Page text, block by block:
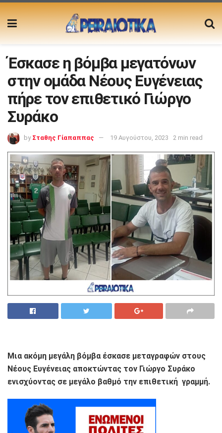
Έσκασε η βόμβα μεγατόνων
στην ομάδα Νέους Ευγένειας
πήρε τον επιθετικό Γιώργο
Συράκο
by Σταθης Γίαπαππας 19 Αυγούστου, 2023 2 min read
Μια ακόμη μεγάλη βόμβα έσκασε μεταγραφών στους
Νέους Ευγένειας αποκτώντας τον Γιώργο Συράκο
ενισχύοντας σε μεγάλο βαθμό την επιθετική γραμμή.